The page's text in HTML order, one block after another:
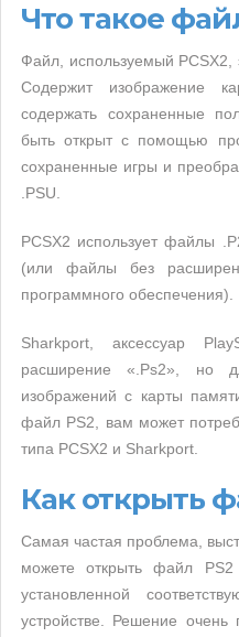
Что такое
Файл, используемый PCSX2,
Содержит изображение
содержать сохраненные
быть открыт с помощью
сохраненные игры и
.PSU.
PCSX2 использует файлы
(или файлы без
программного обеспечения).
Sharkport, аксессуар
расширение «.Ps2», но
изображений с карты
файл PS2, вам может
типа PCSX2 и Sharkport.
Как открыть
Самая частая проблема,
можете открыть файл PS2
установленной
устройстве. Решение очень